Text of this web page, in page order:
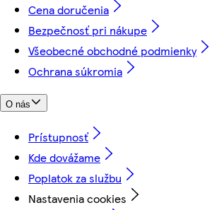
Cena doručenia
Bezpečnosť pri nákupe
Všeobecné obchodné podmienky
Ochrana súkromia
O nás
Prístupnosť
Kde dovážame
Poplatok za službu
Nastavenia cookies